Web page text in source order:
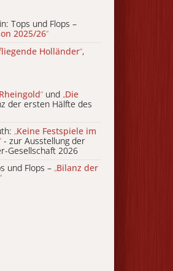
Tops und Flops –
2025/26“
Holländer“,
“ und „Die
der ersten Hälfte des
„Keine Festspiele im
- zur Ausstellung der
Gesellschaft 2026
und Flops – „Bilanz der
“